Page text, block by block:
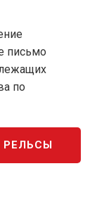
письмо
по
РЕЛЬСЫ